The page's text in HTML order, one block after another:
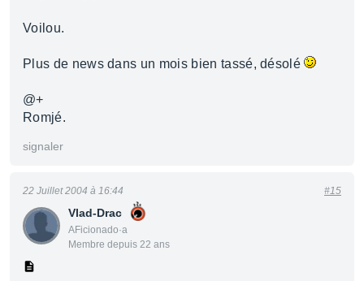
Voilou.
Plus de news dans un mois bien tassé, désolé
@+
Romjé.
signaler
Vlad-Drac
AFicionado·a
Membre depuis 22 ans
22 Juillet 2004 à 16:44 #15